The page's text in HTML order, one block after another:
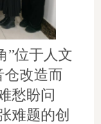
”位于人文
仓改造而
愁盼问
难题的创